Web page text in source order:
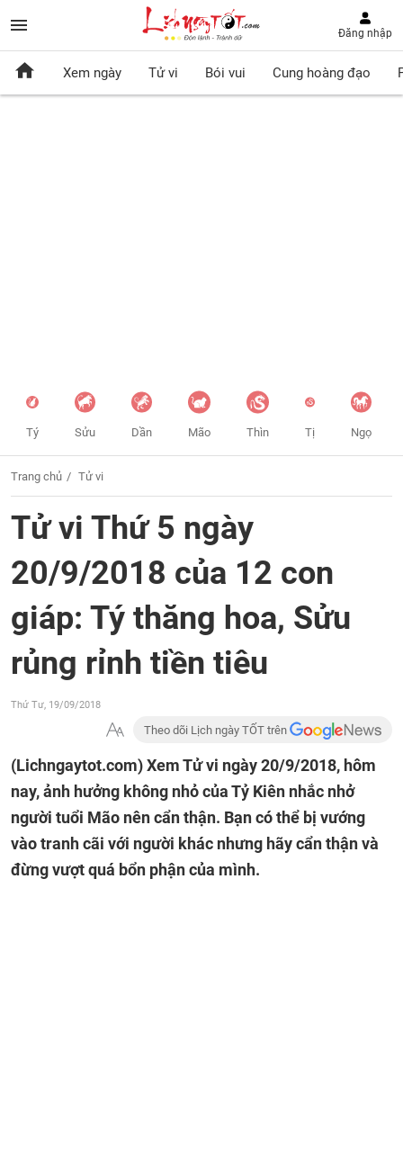
Đăng nhập
Xem ngày Tử vi Bói vui Cung hoàng đạo
Tý Sửu Dần Mão Thìn Tị Ngọ
Trang chủ Tử vi
Tử vi Thứ 5 ngày
20/9/2018 của 12 con
giáp: Tý thăng hoa, Sửu
rủng rỉnh tiền tiêu
Thứ Tư, 19/09/2018
Theo dõi Lịch ngày TỐT trên
(Lichngaytot.com)Xem Tử vi ngày 20/9/2018, hôm
nay, ảnh hưởng không nhỏ của Tỷ Kiên nhắc nhở
người tuổi Mão nên cẩn thận. Bạn có thể bị vướng
vào tranh cãi với người khác nhưng hãy cẩn thận và
đừng vượt quá bổn phận của mình.